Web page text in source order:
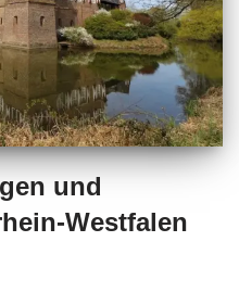
und
Westfalen